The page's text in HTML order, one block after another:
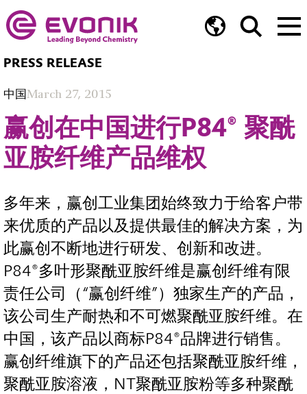
PRESS RELEASE
中国March 27, 2015
赢创在中国进行P84® 聚酰
亚胺纤维产品维权
多年来，赢创工业集团始终致力于给客户带
来优质的产品以及提供最佳的解决方案，为
此赢创不断地进行研发、创新和改进。
P84®多叶形聚酰亚胺纤维是赢创纤维有限
责任公司（“赢创纤维”）独家生产的产品，
该公司生产耐热和不可燃聚酰亚胺纤维。在
中国，该产品以商标P84®品牌进行销售。
赢创纤维旗下的产品还包括聚酰亚胺纤维，
聚酰亚胺溶液，NT聚酰亚胺粉等多种聚酰